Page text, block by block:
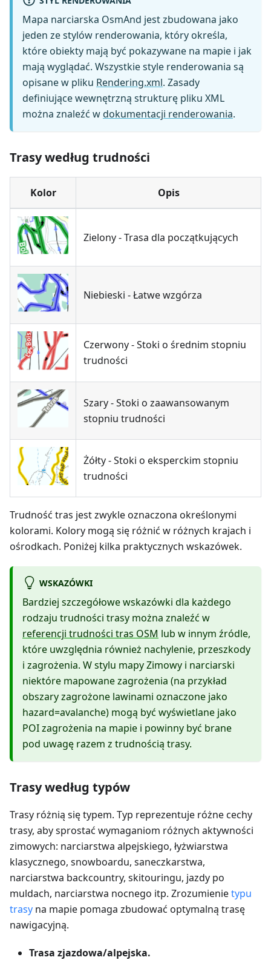
Mapa narciarska OsmAnd jest zbudowana jako
jeden ze stylów renderowania, który określa,
które obiekty mają być pokazywane na mapie i jak
mają wyglądać. Wszystkie style renderowania są
opisane w pliku Rendering.xml. Zasady
definiujące wewnętrzną strukturę pliku XML
można znaleźć wdokumentacji renderowania.
Trasy według trudności
Kolor Opis
Zielony - Trasa dla początkujących
Niebieski - Łatwe wzgórza
Czerwony - Stoki o średnim stopniu
trudności
Szary - Stoki o zaawansowanym
stopniu trudności
Żółty - Stoki o eksperckim stopniu
trudności
Trudność tras jest zwykle oznaczona określonymi
kolorami. Kolory mogą się różnić w różnych krajach i
ośrodkach. Poniżej kilka praktycznych wskazówek.
WSKAZÓWKI
Bardziej szczegółowe wskazówki dla każdego
rodzaju trudności trasy można znaleźć w
referencji trudności tras OSM lub w innym źródle,
które uwzględnia również nachylenie, przeszkody
i zagrożenia. W stylu mapy Zimowy i narciarski
niektóre mapowane zagrożenia (na przykład
obszary zagrożone lawinami oznaczone jako
hazard=avalanche) mogą być wyświetlane jako
POI zagrożenia na mapie i powinny być brane
pod uwagę razem z trudnością trasy.
Trasy według typów
Trasy różnią się typem. Typ reprezentuje różne cechy
trasy, aby sprostać wymaganiom różnych aktywności
zimowych: narciarstwa alpejskiego, łyżwiarstwa
klasycznego, snowboardu, saneczkarstwa,
narciarstwa backcountry, skitouringu, jazdy po
muldach, narciarstwa nocnego itp. Zrozumienietypu
trasy na mapie pomaga zbudować optymalną trasę
nawigacyjną.
Trasa zjazdowa/alpejska.